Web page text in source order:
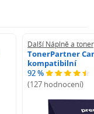
Další Náplně a
TonerPartner
kompatibilní
92 %
(127 hodnocení)